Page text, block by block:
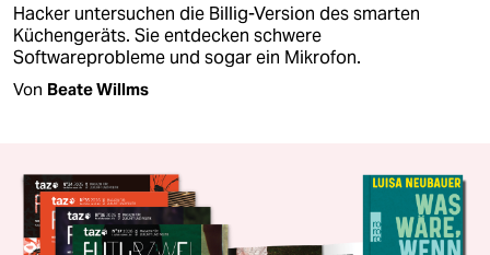
Hacker untersuchen die Billig-Version des smarten
Küchengeräts. Sie entdecken schwere
Softwareprobleme und sogar ein Mikrofon.
Von Beate Willms